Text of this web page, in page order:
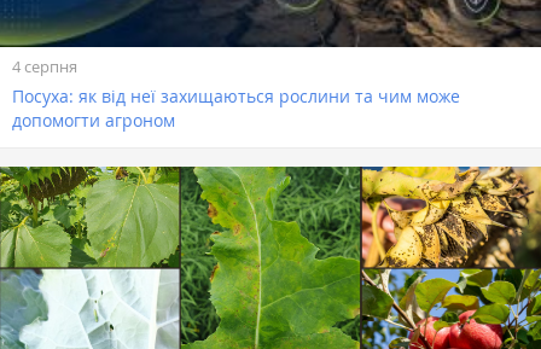
4 серпня
Посуха: як від неї захищаються рослини та чим може
допомогти агроном